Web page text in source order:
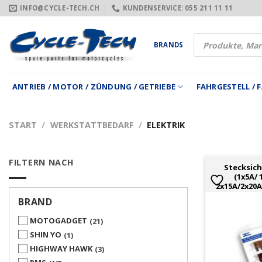
Zum
Inhalt
springen
INFO@CYCLE-TECH.CH KUNDENSERVICE: 055 211 11 11
BRANDS
Products
search
ANTRIEB / MOTOR / ZÜNDUNG / GETRIEBE FAHRGESTELL /
START / WERKSTATTBEDARF / ELEKTRIK
FILTERN NACH
BRAND
MOTOGADGET
21
SHIN YO 1
HIGHWAY HAWK 3
(1x5A/
2x15A/